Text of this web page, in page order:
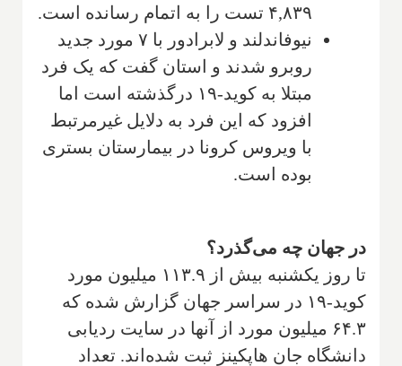
۴,۸۳۹ تست را به اتمام رسانده است.
نیوفاندلند و لابرادور با ۷ مورد جدید
روبرو شدند و استان گفت كه یک فرد
مبتلا به کوید-۱۹ درگذشته است اما
افزود كه این فرد به دلایل غیرمرتبط
با ویروس کرونا در بیمارستان بستری
بوده است.
در جهان چه می‌گذرد؟
تا روز یکشنبه بیش از ۱۱۳.۹ میلیون مورد
کوید-۱۹ در سراسر جهان گزارش شده که
۶۴.۳ میلیون مورد از آنها در سایت ردیابی
دانشگاه جان هاپکینز ثبت شده‌اند. تعداد